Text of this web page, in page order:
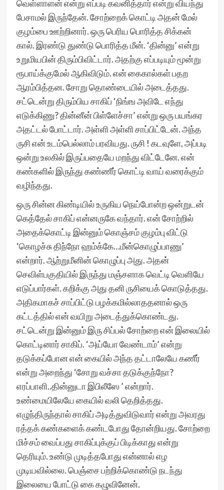
வெள்ளாளன் என்று எப்படி கவனித்தார் என்று வியந்து
பேசாமல் இருந்தேன். சோற்றைக் கொட்டி அதன் மேல்
குழம்பை ஊற்றினார். ஒரு பெரிய பொரித்த சிக்கன்
கால். இரண்டு துண்டு பொரித்த மீன். ‘தின்னு’ என்று
உறுமியபின் திரும்பிவிட்டார். அதற்கு எப்படியும் மூன்று
ரூபாய்க்குமேல் ஆகிவிடும். என் கைகால்கள் பதற
ஆரம்பித்தன. சோறு தொண்டையில் அடைத்தது.
சட்டென்று திரும்பிய சாகிப் ‘நிங்ங அவிடே எந்து
எடுக்கிணு? தின்னீன் பிள்ளேச்சா’ என்று ஒரு பயங்கர
அதட்டல் போட்டார். அள்ளி அள்ளி சாப்பிட்டேன். அந்த
ருசி என் உடம்பெல்லாம் பரவியது. ருசி ! கடவுளே, அப்படி
ஒன்று உலகில் இருப்பதையே மறந்து விட்டேனே. என்
கண்களில் இருந்து கண்ணீர் கொட்டி வாய் வரைக்கும்
வழிந்தது.
ஒரு சின்ன கிண்டியில் உருகிய நெய்போன்ற ஒன்றுடன்
கெத்தேல் சாகிப் என்னருகே வந்தார். என் சோற்றில்
அதைக்கொட்டி இன்னும் கொஞ்சம் குழம்பு விட்டு
‘கொழச்சு திந்நோ ஹம்க்கே…மீன்கொழுப்பாணு’
என்றார். ஆற்றுமீனின் கொழுப்பு அது. அதன்
செவிள்பகுதியில் இருந்து மஞ்சளாக வெட்டி வெளியே
எடுப்பார்கள். கறிக்கு அது தனி ருசியைக் கொடுத்தது.
அதிகமாகச் சாப்பிட்டு பழக்கமில்லாததனால் ஒரு
கட்டத்தில் என் வயிறு அடைத்துக்கொண்டது.
சட்டென்று இன்னும் இரு சிப்பல் சோற்றை என் இலையில்
கொட்டினார் சாகிப். ‘அய்யோ வேண்டாம்’ என்று
தடுக்கப்போன என் கையில் அந்த தட்டாலேயே கணீர்
என்று அறைந்து ‘சோறு வச்சா தடுக்குந்நோ?
எரப்பாளி..தின்னுடா இபிலீஸே ’ என்றார்.
உண்மையிலேயே கையில் வலி தெறித்தது.
எழுந்திருந்தால் சாகிப் அடித்துவிடுவார் என்று அவரது
ரத்தக் கண்களைக் கண்டபோது தோன்றியது. சோற்றை
மிச்சம் வைப்பது சாகிப்புக்குப் பிடிக்காது என்று
தெரியும். உண்டு முடித்தபோது என்னால் எழ
முடியவில்லை. பெஞ்சை பற்றிக்கொண்டு நடந்து
இலையை போட்டு கை கழுவினேன்.